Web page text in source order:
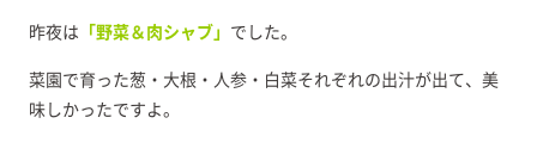
昨夜は 「野菜＆肉シャブ」 でした。
菜園で育った葱・大根・人参・白菜それぞれの出汁が出て、美
味しかったですよ。